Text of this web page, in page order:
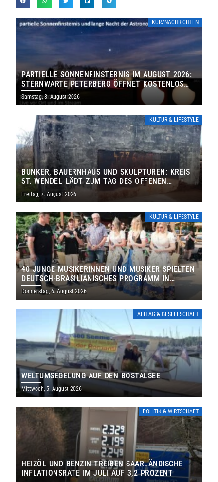
KURZNACHRICHTEN
PARTIELLE SONNENFINSTERNIS IM AUGUST 2026:
STERNWARTE PETERBERG ÖFFNET KOSTENLOS
IHRE TORE
Samstag, 8. August 2026
KULTUR & LIFESTYLE
BUNKER, BAUERNHAUS UND SKULPTUREN: KREIS
ST. WENDEL LÄDT ZUM TAG DES OFFENEN
DENKMALS EIN
Freitag, 7. August 2026
KULTUR & LIFESTYLE
40 JUNGE MUSIKERINNEN UND MUSIKER SPIELTEN
DEUTSCH-BRASILIANISCHES PROGRAMM IN
THOLEY
Donnerstag, 6. August 2026
ALLTAG & GESELLSCHAFT
WELTUMSEGELUNG AUF DEN BOSTALSEE
Mittwoch, 5. August 2026
POLITIK & WIRTSCHAFT
HEIZÖL UND BENZIN TREIBEN SAARLÄNDISCHE
INFLATIONSRATE IM JULI AUF 3,2 PROZENT